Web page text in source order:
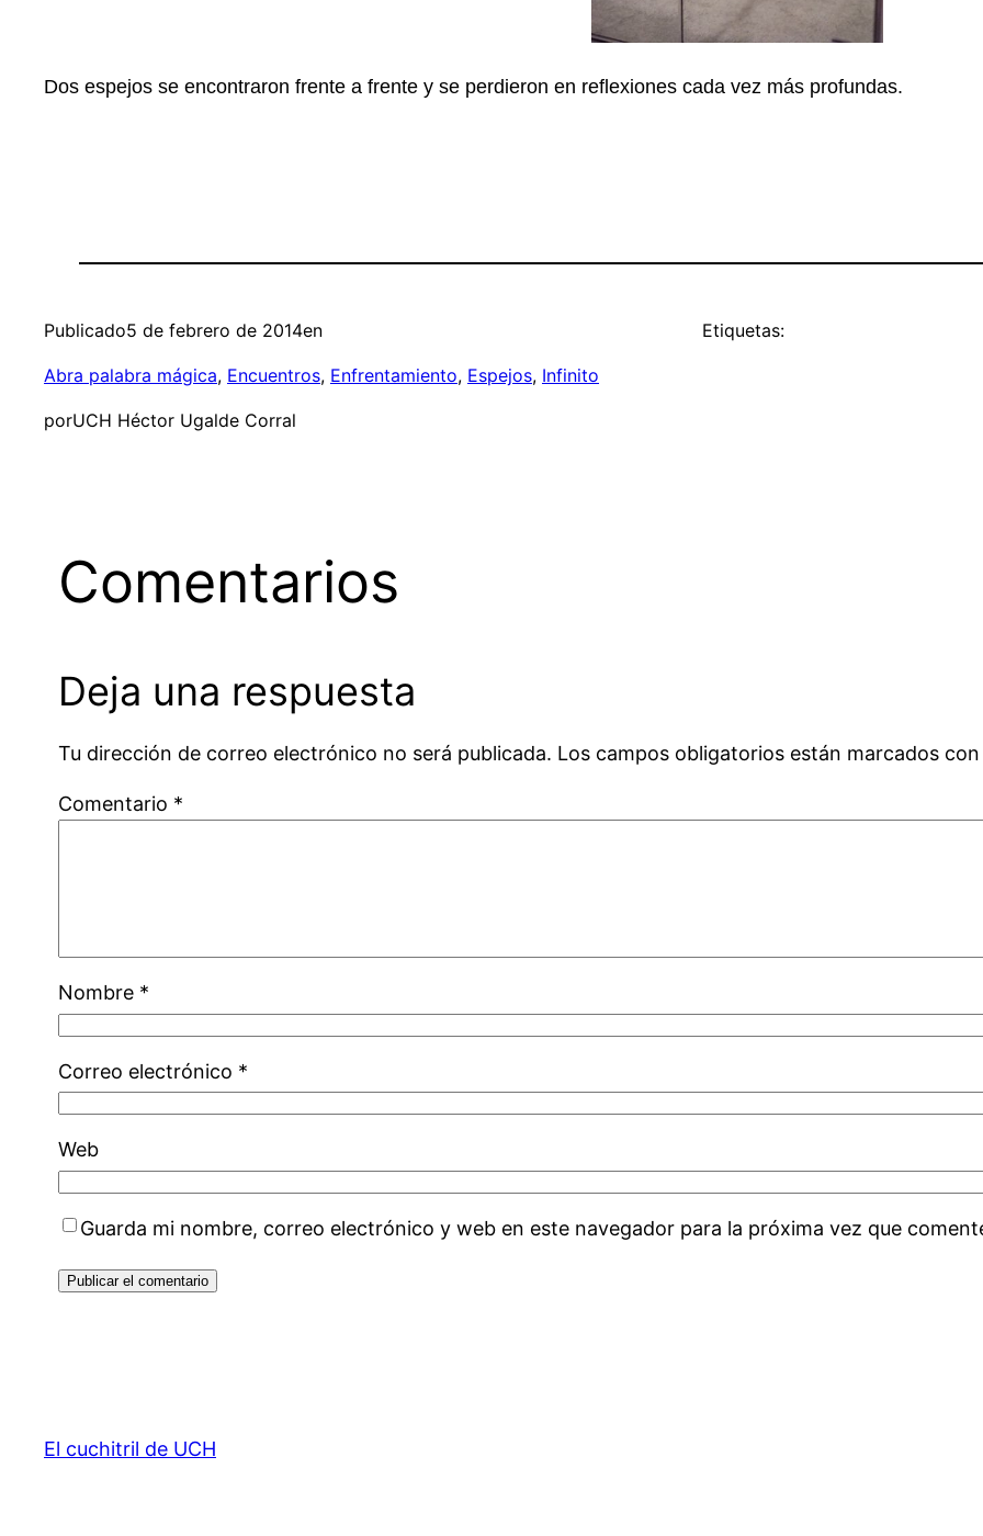
Dos espejos se encontraron frente a frente y se perdieron en reflexiones cada vez más profundas.
Publicado5 de febrero de 2014en
Abra palabra mágica, Encuentros, Enfrentamiento, Espejos, Infinito
porUCH Héctor Ugalde Corral
Etiquetas:
Comentarios
Deja una respuesta
Tu dirección de correo electrónico no será publicada. Los campos obligatorios están marcados
Comentario *
Nombre *
Correo electrónico *
Web
Guarda mi nombre, correo electrónico y web en este navegador para la próxima vez que
El cuchitril de UCH